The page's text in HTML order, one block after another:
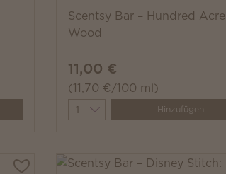
Scentsy Bar – Hundred Acre
Wood
11,00 €
(11,70 €/100 ml)
Quantity
Hinzufügen